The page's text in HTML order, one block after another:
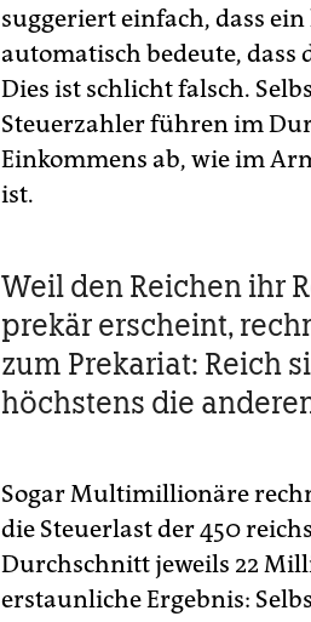
suggeriert einfach, dass
automatisch bedeute, dass
Dies ist schlicht falsch.
Steuerzahler führen im
Einkommens ab, wie im
ist.
Weil den Reichen ihr
prekär erscheint,
zum Prekariat: Reich
höchstens die
Sogar Multimillionäre
die Steuerlast der 450
Durchschnitt jeweils 22
erstaunliche Ergebnis: